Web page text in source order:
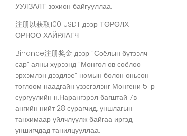
УУЛЗАЛТ зохион байгууллаа.
注册以获取100 USDT дээр ТӨРӨЛХ
ОРНОО ХАЙРЛАГЧ
Binance注册奖金 дээр “Соёлын бүтээлч
сар” аяны хүрээнд “Монгол өв соёлоо
эрхэмлэн дээдлэе” номын болон оньсон
тоглоом наадгайн үзэсгэлэнг Монгени 5-р
сургуулийн н.Нарангэрэл багштай 7в
ангийн нийт 28 сурагчид, уншлагын
танхимаар үйлчлүүлж байгаа иргэд,
уншигчдад танилцууллаа.